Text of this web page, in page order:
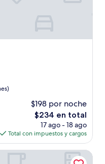
$198 por noche
El
precio
actual
es
de
$234 en total
17 ago - 18 ago
Total con impuestos y cargos